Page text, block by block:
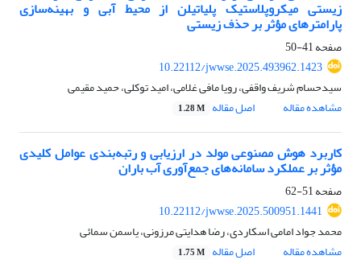
زیستی میکروپلاستیک پلی‎اتیلن از محیط آبی و بهینه‌سازی
پارامترهای مؤثر بر حذف زیستی
صفحه41-50
10.22112/jwwse.2025.493962.1423
سیدحسام شریف واقفی، رویا مافی غلامی، امید توکلی، حمید مقیمی
مشاهده مقاله
اصل مقاله 1.28 M
کاربرد هوش مصنوعی مولد در ارزیابی و رتبه‌بندی عوامل کلیدی
مؤثر بر عملکرد سامانه‌های جمع‌آوری آب باران
صفحه51-62
10.22112/jwwse.2025.500951.1441
محمد جواد امامی اسکاردی، رضا هدایتی مرزونی، یاسمن سمائی
مشاهده مقاله
اصل مقاله 1.75 M